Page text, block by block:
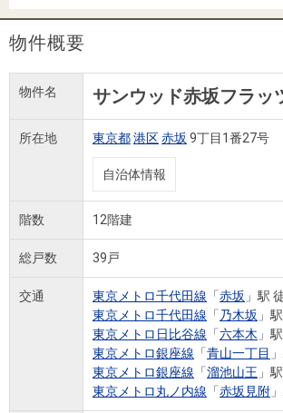
物件概要
物件名 サンウッド赤坂フラッ
所在地 東京都港区赤坂 9丁目1番27号
自治体情報
階数 12階建
総戸数 39戸
交通 東京メトロ千代田線 「赤坂 」駅
東京メトロ千代田線 「 乃木坂 」
東京メトロ日比谷線 「六本木 」
東京メトロ銀座線 「青山一丁目
東京メトロ銀座線 「溜池山王 」
東京メトロ丸ノ内線 「赤坂見附